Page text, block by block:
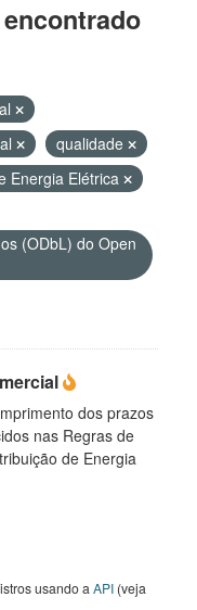
qualidade
Energia Elétrica
(ODbL) do Open
dos prazos
nas Regras de
de Energia
usando a API (veja